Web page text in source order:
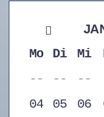
Mo
Di Mi
--
-- --
04
05 06